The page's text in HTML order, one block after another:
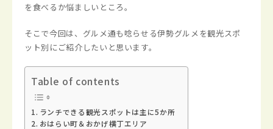
を食べるか悩ましいところ。
そこで今回は、グルメ通も唸らせる伊勢グルメを観光スポ
ット別にご紹介したいと思います。
Table of contents
ランチできる観光スポットは主に5か所
おはらい町＆おかげ横丁エリア